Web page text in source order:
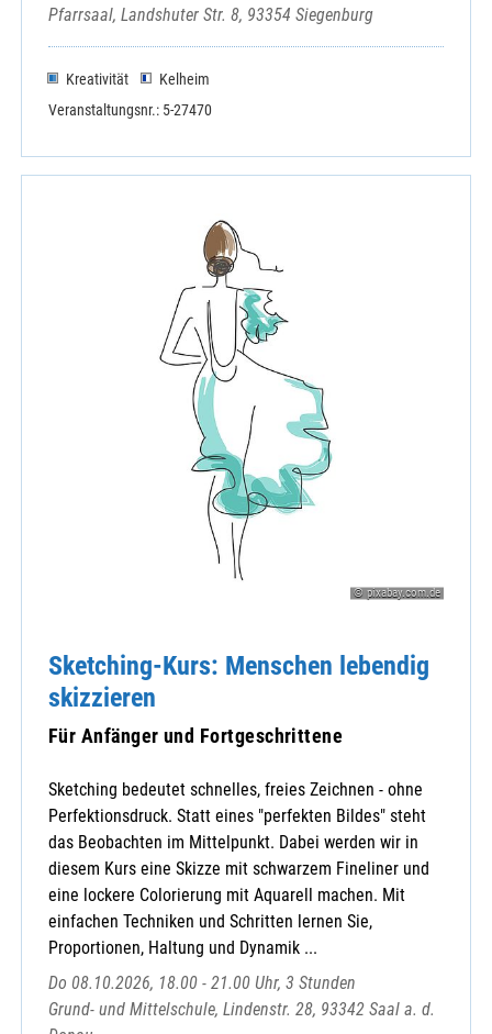
Pfarrsaal, Landshuter Str. 8, 93354 Siegenburg
Kreativität
Kelheim
Veranstaltungsnr.: 5-27470
© pixabay.com.de
Sketching-Kurs: Menschen lebendig
skizzieren
Für Anfänger und Fortgeschrittene
Sketching bedeutet schnelles, freies Zeichnen - ohne
Perfektionsdruck. Statt eines "perfekten Bildes" steht
das Beobachten im Mittelpunkt. Dabei werden wir in
diesem Kurs eine Skizze mit schwarzem Fineliner und
eine lockere Colorierung mit Aquarell machen. Mit
einfachen Techniken und Schritten lernen Sie,
Proportionen, Haltung und Dynamik ...
Do 08.10.2026, 18.00 - 21.00 Uhr, 3 Stunden
Grund- und Mittelschule, Lindenstr. 28, 93342 Saal a. d.